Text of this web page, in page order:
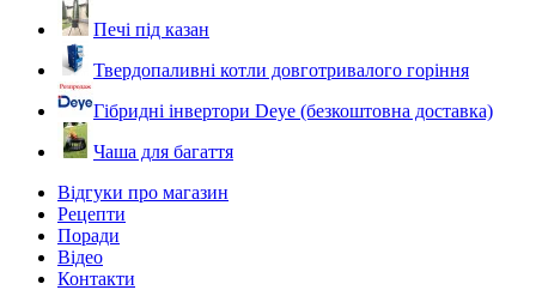
Печі під казан
Твердопаливні котли довготривалого горіння
Гібридні інвертори Deye (безкоштовна доставка)
Чаша для багаття
Відгуки про магазин
Рецепти
Поради
Відео
Контакти